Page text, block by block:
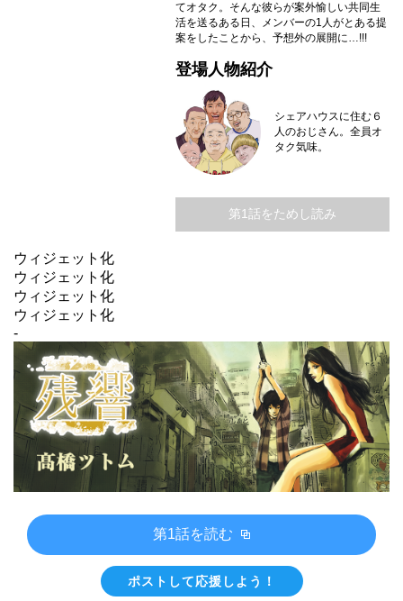
てオタク。そんな彼らが案外愉しい共同生
活を送るある日、メンバーの1人がとある提
案をしたことから、予想外の展開に…!!!
登場人物紹介
シェアハウスに住む６
人のおじさん。全員オ
タク気味。
第1話をためし読み
ウィジェット化
ウィジェット化
ウィジェット化
ウィジェット化
-
第1話を読む
ポストして応援しよう！